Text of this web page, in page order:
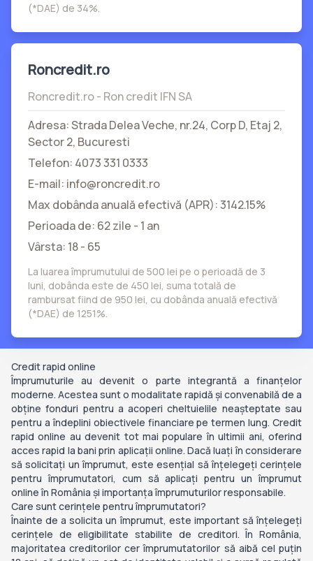
(*DAE) de 34%.
Roncredit.ro
Roncredit.ro - Ron credit IFN SA
Adresa: Strada Delea Veche, nr.24, Corp D, Etaj 2,
Sector 2, Bucuresti
Telefon: 4073 331 0333
E-mail: info@roncredit.ro
Max dobânda anuală efectivă (APR): 3142.15%
Perioada de: 62 zile - 1 an
Vârsta: 18 - 65
La luarea împrumutului de 500 lei pe o perioadă de 3
luni, dobânda este de 450 lei, suma totală de
rambursat fiind de 950 lei, cu dobânda anuală efectivă
(*DAE) de 1251%.
Credit rapid online
Împrumuturile au devenit o parte integrantă a finanțelor
moderne. Acestea sunt o modalitate rapidă și convenabilă de a
obține fonduri pentru a acoperi cheltuielile neașteptate sau
pentru a îndeplini obiectivele financiare pe termen lung. Credit
rapid online au devenit tot mai populare în ultimii ani, oferind
acces rapid la bani prin aplicații online. Dacă luați în considerare
să solicitați un împrumut, este esențial să înțelegeți cerințele
pentru împrumutatori, cum să aplicați pentru un împrumut
online în România și importanța împrumuturilor responsabile.
Care sunt cerințele pentru împrumutatori?
Înainte de a solicita un împrumut, este important să înțelegeți
cerințele de eligibilitate stabilite de creditori. În România,
majoritatea creditorilor cer împrumutatorilor să aibă cel puțin